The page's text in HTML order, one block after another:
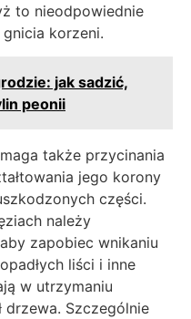
to nieodpowiednie
korzeni.
jak sadzić,
peonii
także przycinania
jego korony
części.
należy
zapobiec wnikaniu
liści i inne
w utrzymaniu
Szczególnie